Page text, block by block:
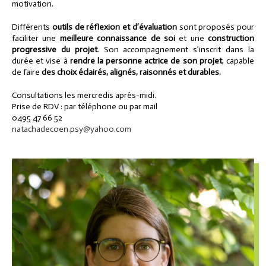
motivation.
Différents outils de réflexion et d’évaluationsont proposés pour
faciliter une meilleure connaissance de soiet une construction
progressive du projet. Son accompagnement s’inscrit dans la
durée et vise à rendre la personne actrice de son projet, capable
de faire des choix éclairés, alignés, raisonnés et durables.
Consultations les mercredis après-midi.
Prise de RDV : par téléphone ou par mail
0495 47 66 52
natachadecoen.psy@yahoo.com